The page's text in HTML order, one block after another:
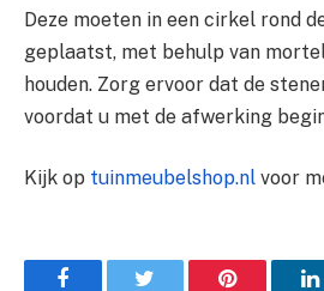
Deze moeten in een cirkel rond
geplaatst, met behulp van
houden. Zorg ervoor dat de
voordat u met de afwerking
Kijk op tuinmeubelshop.nl voor
Facebook Pinterest